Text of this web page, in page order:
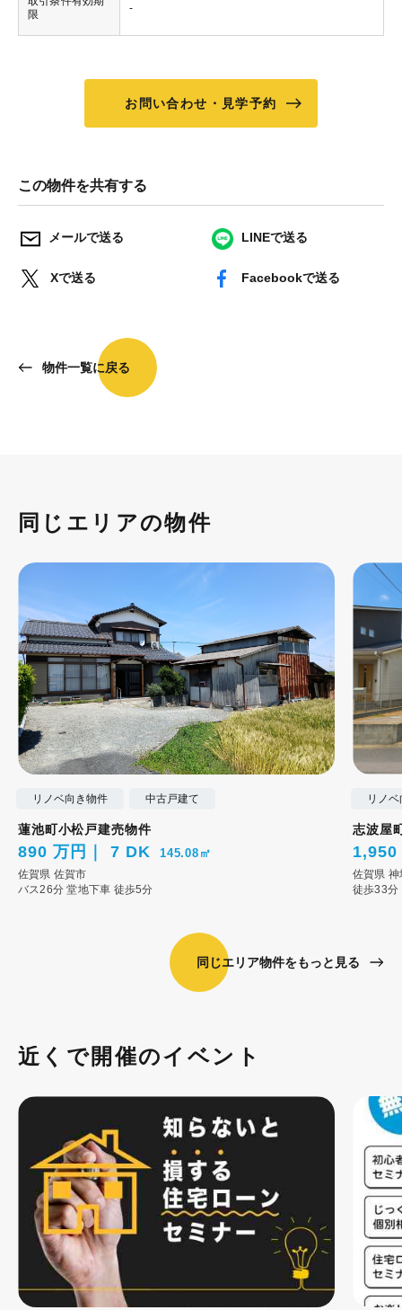
限
-
お問い合わせ・見学予約
この物件を共有する
メールで送る LINEで送る
Xで送る Facebookで送る
物件一覧に戻る
同じエリアの物件
リノベ向き物件 中古戸建て
蓮池町小松戸建売物件
890 万円 7 DK 145.08㎡
佐賀県 佐賀市
バス26分 堂地下車 徒歩5分
リノ
志波屋
1,950
佐賀県 神
徒歩33分
同じエリア物件をもっと見る
近くで開催のイベント